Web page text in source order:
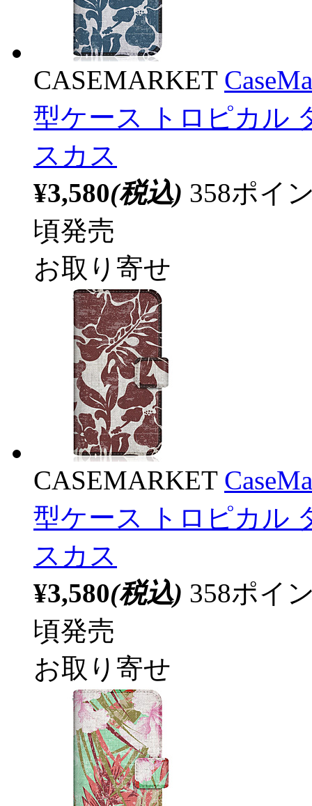
CASEMARKET
型ケース トロピカル
スカス
¥3,580(税込) 358ポイ
頃発売
お取り寄せ
CASEMARKET
型ケース トロピカル
スカス
¥3,580(税込) 358ポイ
頃発売
お取り寄せ